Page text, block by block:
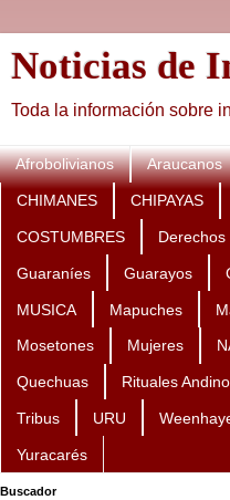
Noticias de
Toda la información sobre
Afrobolivianos Araucanos
CHIMANES CHIPAYAS
COSTUMBRES Derechos
Guaraníes Guarayos
MUSICA Mapuches
Mosetones Mujeres
Quechuas Rituales
Tribus URU
Yuracarés
Buscador